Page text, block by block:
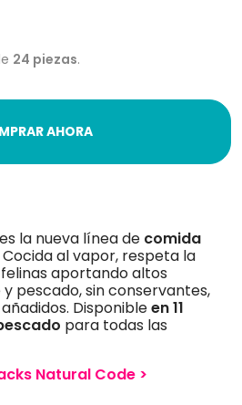
24 piezas.
AHORA
es la nueva línea de comida
Cocida al vapor, respeta la
aportando altos
pescado, sin conservantes,
Disponibleen 11
para todas las
Natural Code >